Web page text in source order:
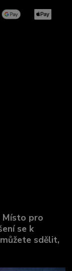
Místo pro
se k
sdělit,